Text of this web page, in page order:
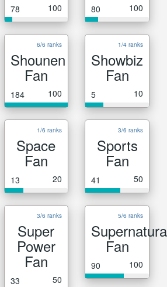
78 100 80 100
6/6 ranks
Shounen
Fan
184 100
1/4 ranks
Showbiz
Fan
5 10
1/6 ranks
Space
Fan
13 20
3/6 ranks
Sports
Fan
41 50
3/6 ranks
Super
Power
Fan
33 50
5/6 ranks
Fan
90 100